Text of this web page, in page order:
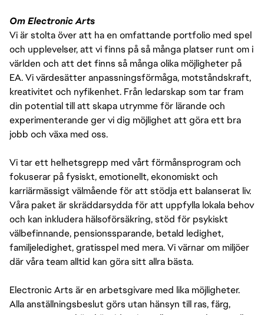
Om Electronic Arts
Vi är stolta över att ha en omfattande portfolio med spel
och upplevelser, att vi finns på så många platser runt om i
världen och att det finns så många olika möjligheter på
EA. Vi värdesätter anpassningsförmåga, motståndskraft,
kreativitet och nyfikenhet. Från ledarskap som tar fram
din potential till att skapa utrymme för lärande och
experimenterande ger vi dig möjlighet att göra ett bra
jobb och växa med oss.
Vi tar ett helhetsgrepp med vårt förmånsprogram och
fokuserar på fysiskt, emotionellt, ekonomiskt och
karriärmässigt välmående för att stödja ett balanserat liv.
Våra paket är skräddarsydda för att uppfylla lokala behov
och kan inkludera hälsoförsäkring, stöd för psykiskt
välbefinnande, pensionssparande, betald ledighet,
familjeledighet, gratisspel med mera. Vi värnar om miljöer
där våra team alltid kan göra sitt allra bästa.
Electronic Arts är en arbetsgivare med lika möjligheter.
Alla anställningsbeslut görs utan hänsyn till ras, färg,